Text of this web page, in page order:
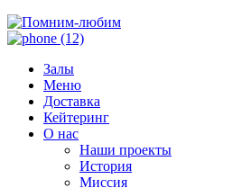
Залы
Меню
Доставка
Кейтеринг
О нас
Наши проекты
История
Миссия